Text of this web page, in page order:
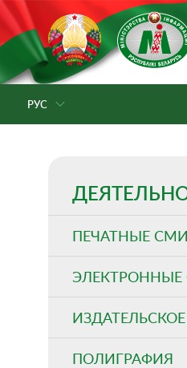
РУС
ПЕЧАТНЫЕ СМИ
ПОЛИГРАФИЯ